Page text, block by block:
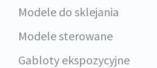
Modele do sklejania
Modele sterowane
Gabloty ekspozycyjne